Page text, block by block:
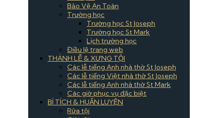
Bảo Vệ An Toàn
Trường học
Trường học St Joseph
Trường học St Mark
Lịch trường học
Điều lệ trang web
THÁNH LỄ & XƯNG TỘI
Các lễ tiếng Anh nhà thờ St Joseph
Các lễ tiếng Việt nhà thờ St Joseph
Các lễ tiếng Anh nhà thờ St Mark
Các giờ phục vụ đặc biệt
BÍ TÍCH & HUẤN LUYỆN
Rửa tội